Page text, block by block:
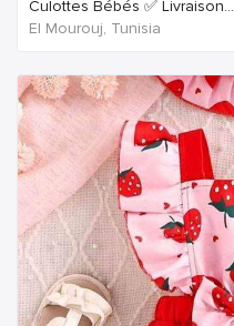
Culottes Bébés ✅ Livraison...
El Mourouj, Tunisia